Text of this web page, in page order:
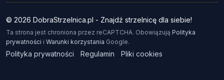
© 2026 DobraStrzelnica.pl - Znajdź strzelnicę dla siebie!
Ta strona jest chroniona przez reCAPTCHA. Obowiązują Polityka
prywatności i Warunki korzystania Google.
Polityka prywatności Regulamin Pliki cookies